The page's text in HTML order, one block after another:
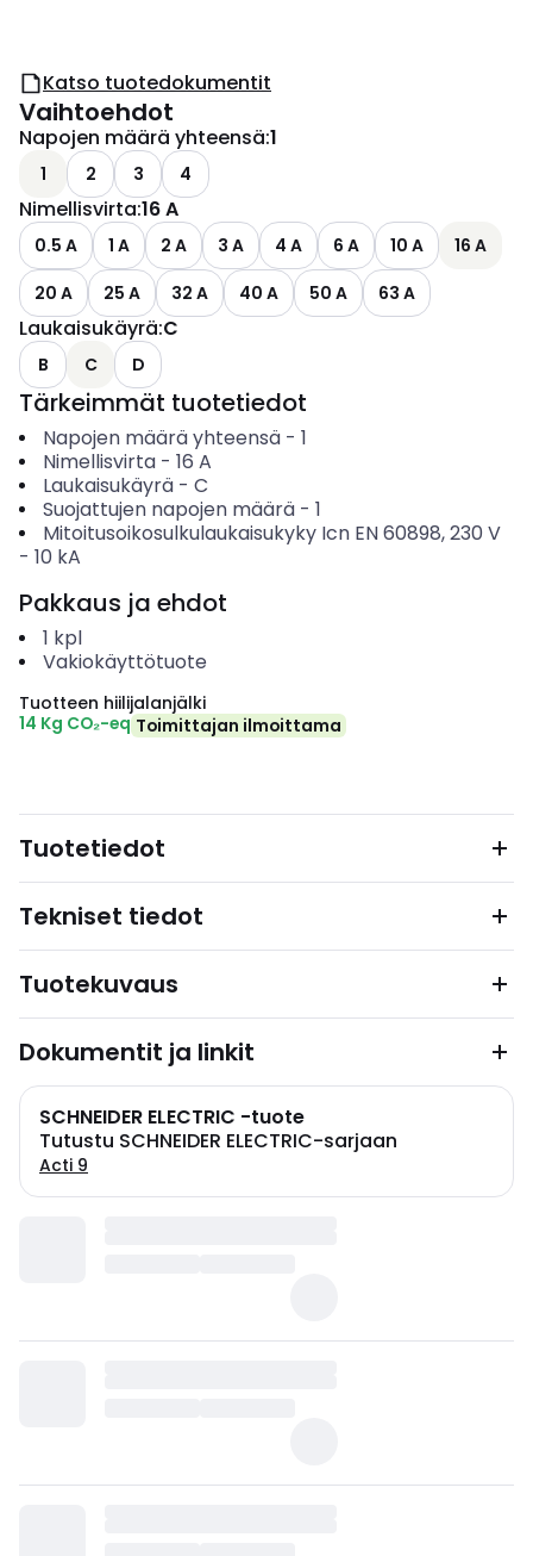
Katso tuotedokumentit
Vaihtoehdot
Napojen määrä yhteensä:1
1 2 3 4
Nimellisvirta:16 A
0.5 A 1 A 2 A 3 A 4 A 6 A 10 A
16 A
20 A
25 A 32 A 40 A 50 A 63 A
Laukaisukäyrä:C
B C D
Tärkeimmät tuotetiedot
Napojen määrä yhteensä- 1
Nimellisvirta- 16 A
Laukaisukäyrä- C
Suojattujen napojen määrä- 1
Mitoitusoikosulkulaukaisukyky Icn EN 60898, 230 V
- 10 kA
Pakkaus ja ehdot
1 kpl
Vakiokäyttötuote
Tuotteen hiilijalanjälki
14 Kg CO₂-eq Toimittajan ilmoittama
Tuotetiedot
Tekniset tiedot
Tuotekuvaus
Dokumentit ja linkit
SCHNEIDER ELECTRIC -tuote
Tutustu SCHNEIDER ELECTRIC-sarjaan
Acti 9